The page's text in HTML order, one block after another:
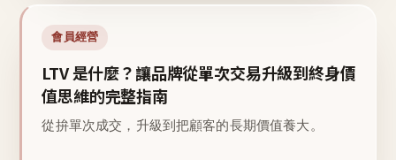
會員經營
LTV 是什麼？讓品牌從單次交易升級到終身價
值思維的完整指南
從拚單次成交，升級到把顧客的長期價值養大。